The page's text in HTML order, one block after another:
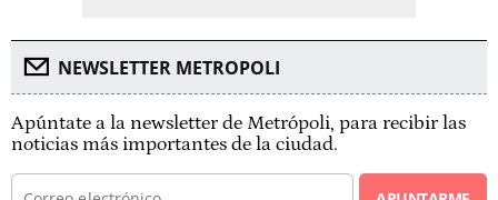
NEWSLETTER METROPOLI
Apúntate a la newsletter de Metrópoli, para recibir las
noticias más importantes de la ciudad.